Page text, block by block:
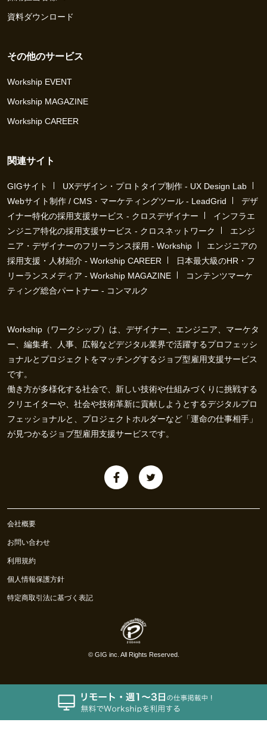
資料ダウンロード
その他のサービス
Workship EVENT
Workship MAGAZINE
Workship CAREER
関連サイト
GIGサイト
UXデザイン・プロトタイプ制作 - UX Design Lab
Webサイト制作 / CMS・マーケティングツール - LeadGrid
デザ
イナー特化の採用支援サービス - クロスデザイナー
インフラエ
ンジニア特化の採用支援サービス - クロスネットワーク
エンジ
ニア・デザイナーのフリーランス採用 - Workship
エンジニアの
採用支援・人材紹介 - Workship CAREER
日本最大級のHR・フ
リーランスメディア - Workship MAGAZINE
コンテンツマーケ
ティング総合パートナー - コンマルク
Workship（ワークシップ）は、デザイナー、エンジニア、マーケタ
ー、編集者、人事、広報などデジタル業界で活躍するプロフェッシ
ョナルとプロジェクトをマッチングするジョブ型雇用支援サービス
です。
働き方が多様化する社会で、新しい技術や仕組みづくりに挑戦する
クリエイターや、社会や技術革新に貢献しようとするデジタルプロ
フェッショナルと、プロジェクトホルダーなど「運命の仕事相手」
が見つかるジョブ型雇用支援サービスです。
会社概要
お問い合わせ
利用規約
個人情報保護方針
特定商取引法に基づく表記
© GIG inc. All Rights Reserved.